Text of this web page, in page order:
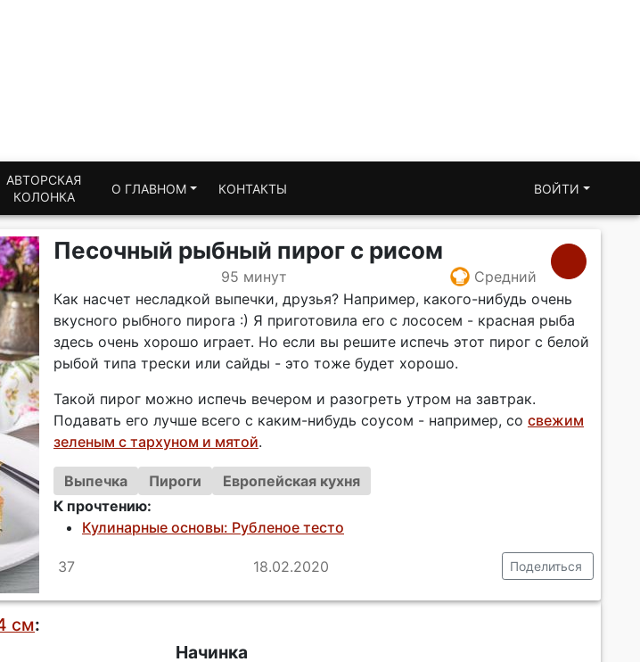
АВТОРСКАЯ
КОЛОНКА
О ГЛАВНОМ КОНТАКТЫ ВОЙТИ
Песочный рыбный пирог c рисом
95 минут
Средний
Как насчет несладкой выпечки, друзья? Например, какого-нибудь очень
вкусного рыбного пирога :) Я приготовила его с лососем - красная рыба
здесь очень хорошо играет. Но если вы решите испечь этот пирог с белой
рыбой типа трески или сайды - это тоже будет хорошо.
Такой пирог можно испечь вечером и разогреть утром на завтрак.
Подавать его лучше всего с каким-нибудь соусом - например, со свежим
зеленым с тархуном и мятой.
Выпечка Пироги
Европейская кухня
К прочтению:
Кулинарные основы: Рубленое тесто
37 18.02.2020 Поделиться
см:
Начинка